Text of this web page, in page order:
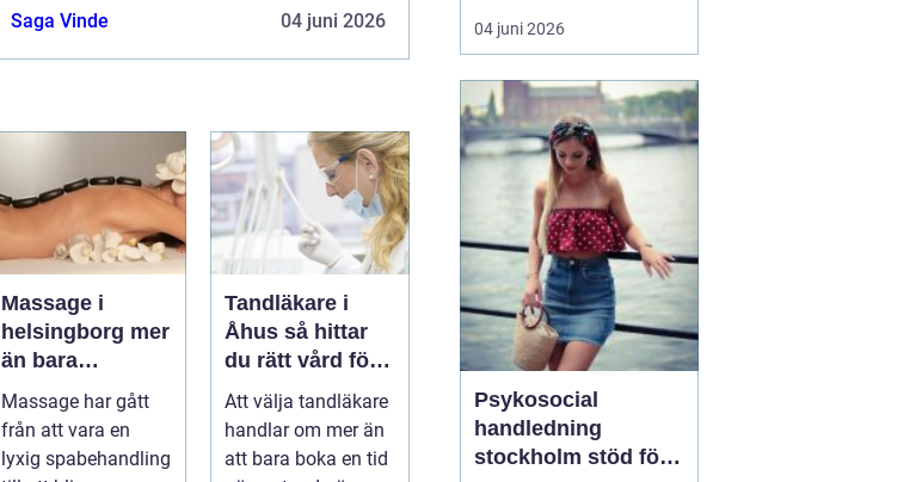
Saga Vinde 04 juni 2026
Massage i
helsingborg mer
än bara
avkoppling
Massage har gått
från att vara en
lyxig spabehandling
Tandläkare i
Åhus så hittar
du rätt vård för
dina tänder
Att välja tandläkare
handlar om mer än
att bara boka en tid
upprepad utsatthet, ofta
i relationer som skulle
känner sig förvirrade,
skamsna eller svaga när
kropp och psyke
reagerar starkare än vad
situationen verkar
motivera. ...
04 juni 2026
Psykosocial
handledning
stockholm stöd för